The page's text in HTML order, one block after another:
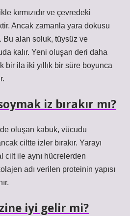
kırmızıdır ve çevredeki
Ancak zamanla yara dokusu
Bu alan soluk, tüysüz ve
kalır. Yeni oluşan deri daha
bir ila iki yıllık bir süre boyunca
iz bırakır mı?
oluşan kabuk, vücudu
ciltte izler bırakır. Yarayı
cilt ile aynı hücrelerden
adı verilen proteinin yapısı
iyi gelir mi?